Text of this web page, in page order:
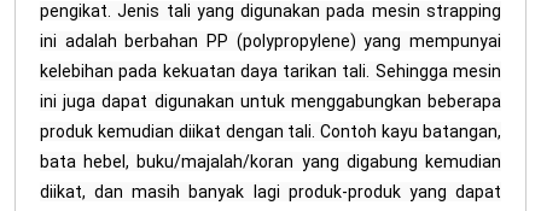
pengikat. Jenis tali yang digunakan pada mesin strapping
ini adalah berbahan PP (polypropylene) yang mempunyai
kelebihan pada kekuatan daya tarikan tali. Sehingga mesin
ini juga dapat digunakan untuk menggabungkan beberapa
produk kemudian diikat dengan tali. Contoh kayu batangan,
bata hebel, buku/majalah/koran yang digabung kemudian
diikat, dan masih banyak lagi produk-produk yang dapat